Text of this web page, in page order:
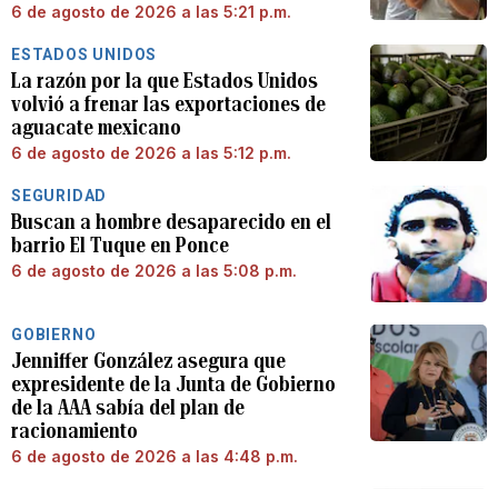
6 de agosto de 2026 a las 5:21 p.m.
ESTADOS UNIDOS
La razón por la que Estados Unidos
volvió a frenar las exportaciones de
aguacate mexicano
6 de agosto de 2026 a las 5:12 p.m.
SEGURIDAD
Buscan a hombre desaparecido en el
barrio El Tuque en Ponce
6 de agosto de 2026 a las 5:08 p.m.
GOBIERNO
Jenniffer González asegura que
expresidente de la Junta de Gobierno
de la AAA sabía del plan de
racionamiento
6 de agosto de 2026 a las 4:48 p.m.